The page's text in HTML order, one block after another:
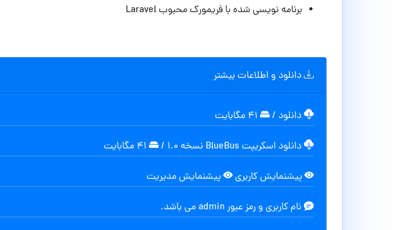
برنامه نویسی شده با فریمورک محبوب Laravel
دانلود و اطلاعات بیشتر
دانلود /
دانلود اسکریپت BlueBus نسخه 1.0 /
پیشنمایش کاربری پیشنمایش مدیریت
نام کاربری و رمز عبور admin می باشد.